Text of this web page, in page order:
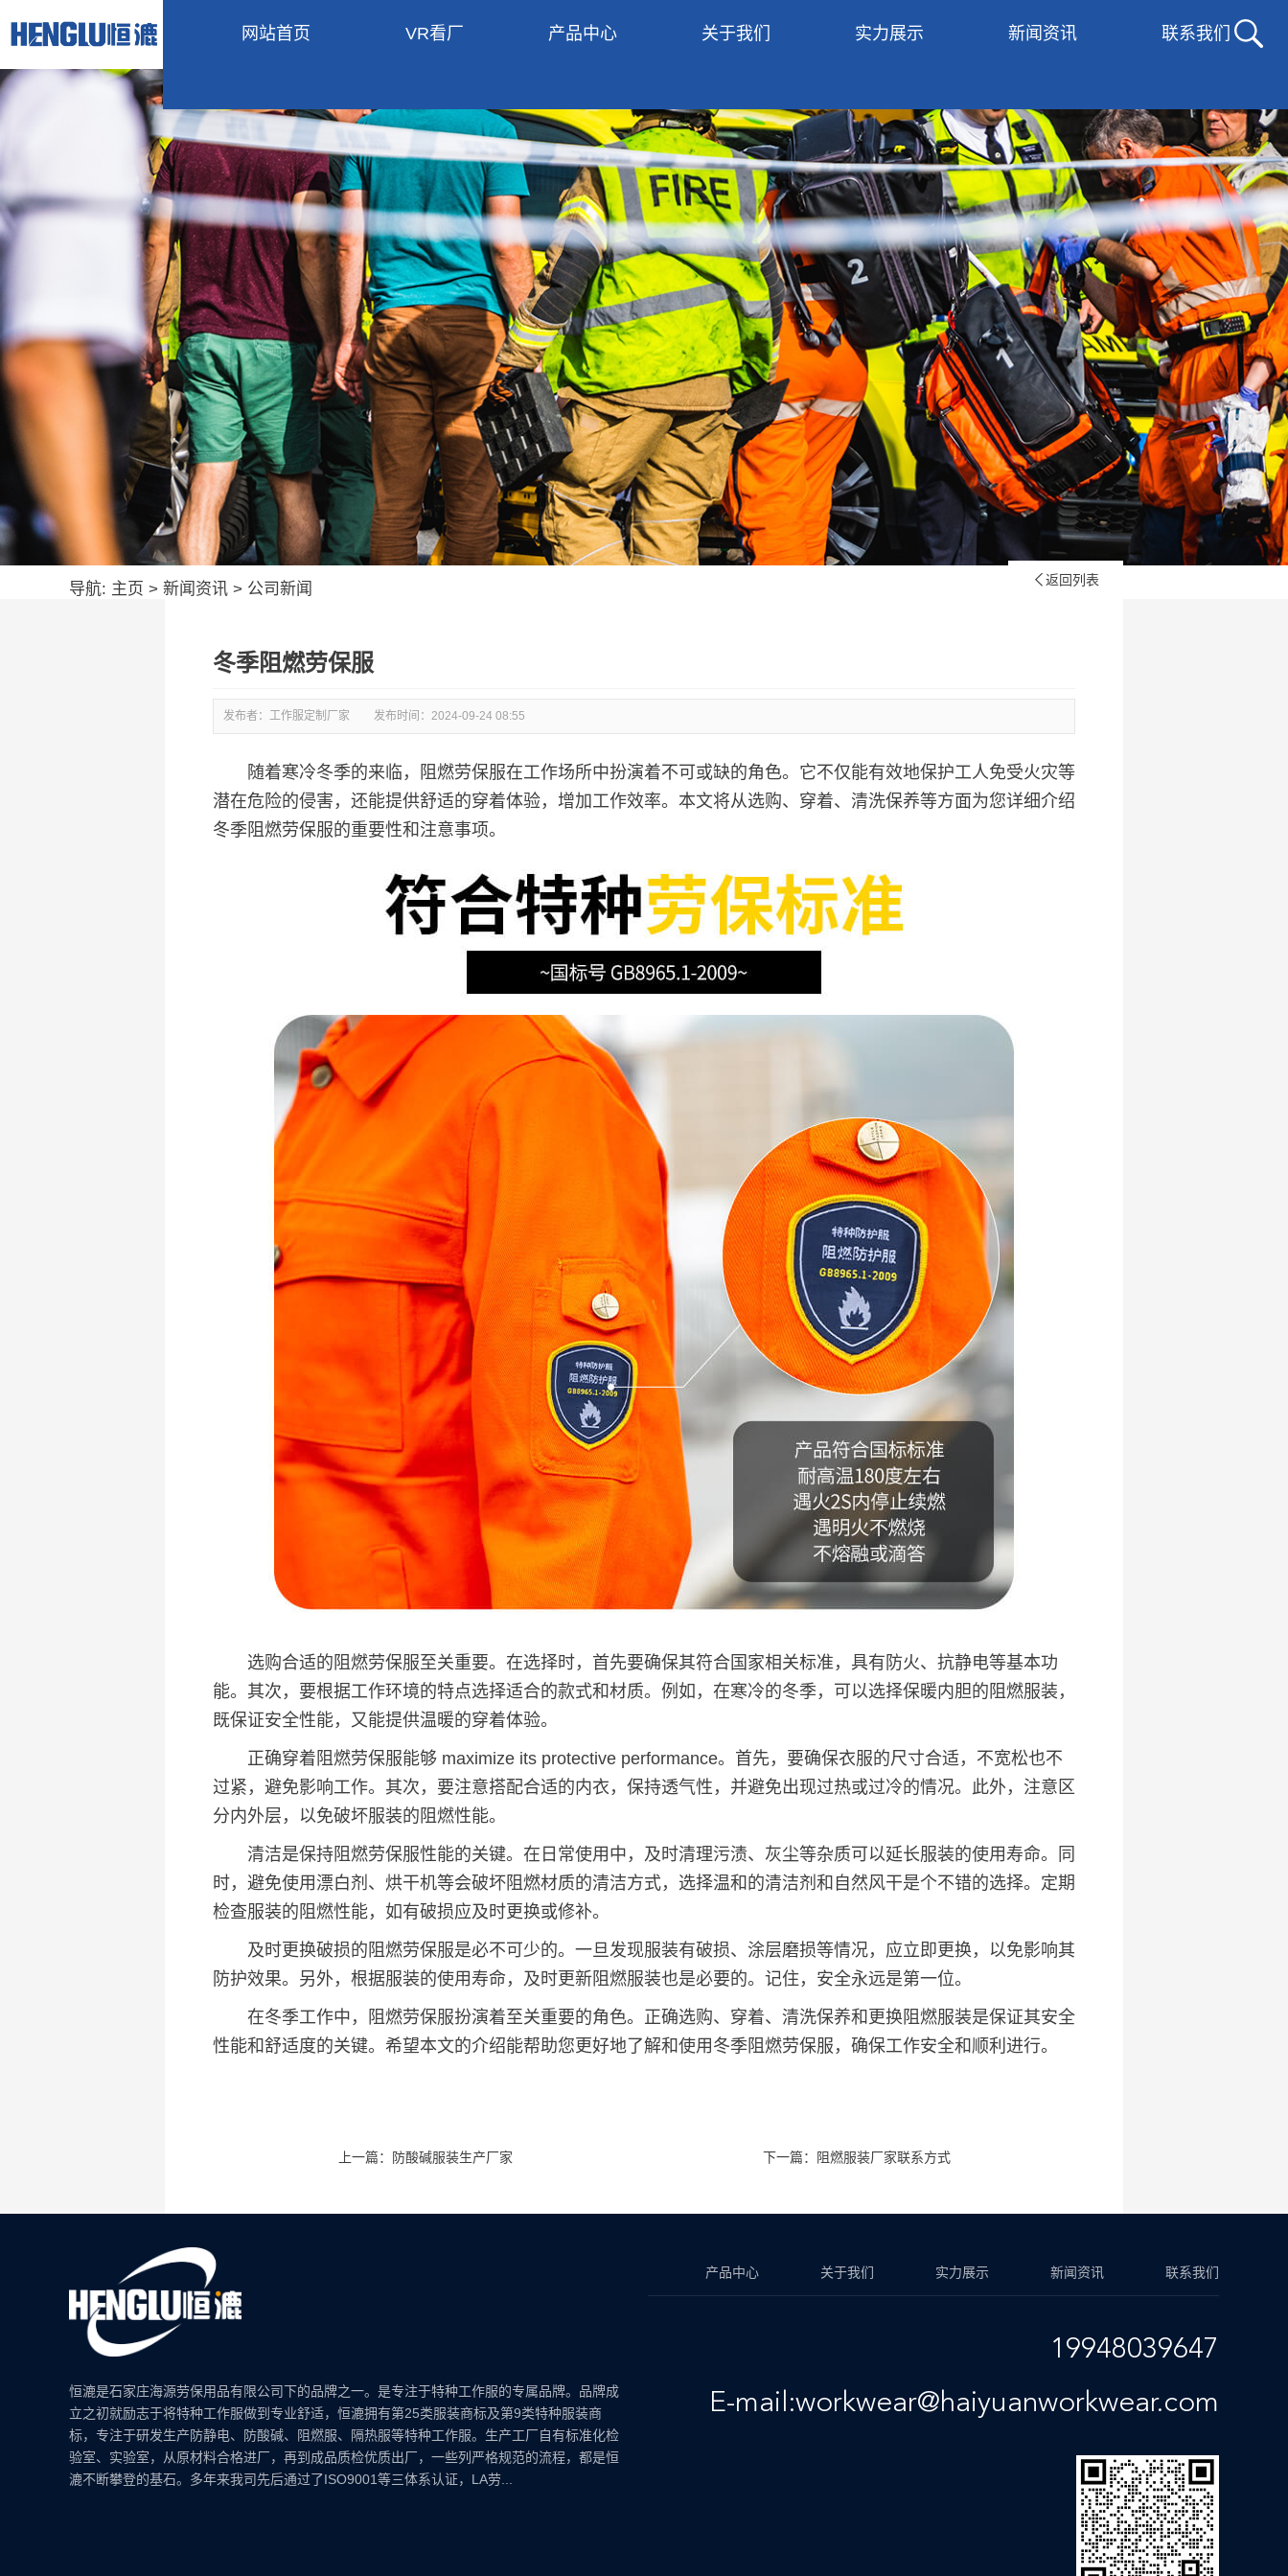
网站首页 VR看厂 产品中心 关于我们 实力展示 新闻资讯 联系我们
导航: 主页 > 新闻资讯 > 公司新闻  返回列表
冬季阻燃劳保服
发布者：工作服定制厂家 发布时间： 2024-09-24 08:55
随着寒冷冬季的来临，阻燃劳保服在工作场所中扮演着不可或缺的角色。它不仅能有效地保护工人免受火灾等
潜在危险的侵害，还能提供舒适的穿着体验，增加工作效率。本文将从选购、穿着、清洗保养等方面为您详细介绍
冬季阻燃劳保服的重要性和注意事项。
选购合适的阻燃劳保服至关重要。在选择时，首先要确保其符合国家相关标准，具有防火、抗静电等基本功
能。其次，要根据工作环境的特点选择适合的款式和材质。例如，在寒冷的冬季，可以选择保暖内胆的阻燃服装，
既保证安全性能，又能提供温暖的穿着体验。
正确穿着阻燃劳保服能够 maximize its protective performance。首先，要确保衣服的尺寸合适，不宽松也不
过紧，避免影响工作。其次，要注意搭配合适的内衣，保持透气性，并避免出现过热或过冷的情况。此外，注意区
分内外层，以免破坏服装的阻燃性能。
清洁是保持阻燃劳保服性能的关键。在日常使用中，及时清理污渍、灰尘等杂质可以延长服装的使用寿命。同
时，避免使用漂白剂、烘干机等会破坏阻燃材质的清洁方式，选择温和的清洁剂和自然风干是个不错的选择。定期
检查服装的阻燃性能，如有破损应及时更换或修补。
及时更换破损的阻燃劳保服是必不可少的。一旦发现服装有破损、涂层磨损等情况，应立即更换，以免影响其
防护效果。另外，根据服装的使用寿命，及时更新阻燃服装也是必要的。记住，安全永远是第一位。
在冬季工作中，阻燃劳保服扮演着至关重要的角色。正确选购、穿着、清洗保养和更换阻燃服装是保证其安全
性能和舒适度的关键。希望本文的介绍能帮助您更好地了解和使用冬季阻燃劳保服，确保工作安全和顺利进行。
上一篇：防酸碱服装生产厂家 下一篇：阻燃服装厂家联系方式
恒漉是石家庄海源劳保用品有限公司下的品牌之一。是专注于特种工作服的专属品牌。品牌成
立之初就励志于将特种工作服做到专业舒适，恒漉拥有第25类服装商标及第9类特种服装商
标，专注于研发生产防静电、防酸碱、阻燃服、隔热服等特种工作服。生产工厂自有标准化检
验室、实验室，从原材料合格进厂，再到成品质检优质出厂，一些列严格规范的流程，都是恒
漉不断攀登的基石。多年来我司先后通过了ISO9001等三体系认证，LA劳...
产品中心 关于我们 实力展示 新闻资讯 联系我们
19948039647
E-mail:workwear@haiyuanworkwear.com